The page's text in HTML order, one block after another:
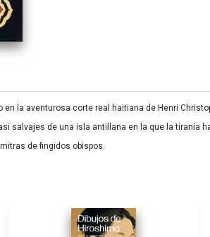
la aventurosa corte real haitiana de Henri
salvajes de una isla antillana en la que la tiranía
de fingidos obispos.